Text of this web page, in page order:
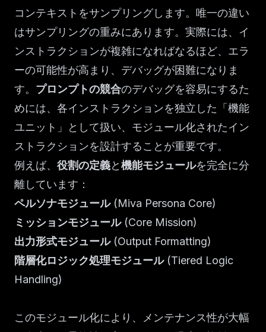
コンテキストをサンプリングします。唯一の違い
はサンプリングの重みにあります。実際には、イ
ンストラクションが複雑になればなるほど、エラ
ーの可能性が高まり、デバッグが困難になりま
す。 プロンプトの競合のデバッグを容易にするた
めには、各インストラクションを独立した「機能
ユニット」として扱い、モジュール化されたイン
ストラクションを設計することが重要です。
例えば、 役割の定義と機能モジュールを完全に分
離しています：
ペルソナモジュール(Miva Persona Core)
ミッションモジュール(Core Mission)
出力形式モジュール(Output Formatting)
階層化ロジック処理モジュール(Tiered Logic
Handling)
このモジュール化により、メンテナンス性が大幅